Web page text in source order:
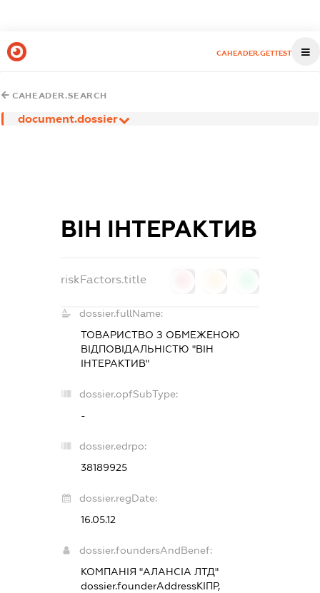
CAHEADER.GETTEST
CAHEADER.SEARCH
document.dossier
ВІН ІНТЕРАКТИВ
riskFactors.title
dossier.fullName:
ТОВАРИСТВО З ОБМЕЖЕНОЮ
ВІДПОВІДАЛЬНІСТЮ "ВІН
ІНТЕРАКТИВ"
dossier.opfSubType:
-
dossier.edrpo:
38189925
dossier.regDate:
16.05.12
dossier.foundersAndBenef:
КОМПАНІЯ "АЛАНСІА ЛТД"
dossier.founderAddressКІПР,